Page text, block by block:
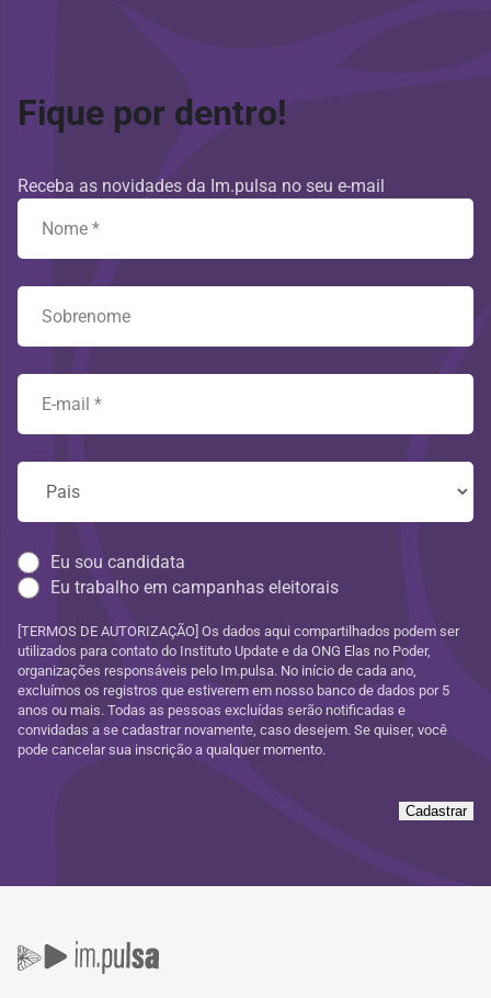
Fique por dentro!
Receba as novidades da Im.pulsa no seu e-mail
Eu sou candidata
Eu trabalho em campanhas eleitorais
[TERMOS DE AUTORIZAÇÃO] Os dados aqui compartilhados podem ser
utilizados para contato do Instituto Update e da ONG Elas no Poder,
organizações responsáveis pelo Im.pulsa. No início de cada ano,
excluímos os registros que estiverem em nosso banco de dados por 5
anos ou mais. Todas as pessoas excluídas serão notificadas e
convidadas a se cadastrar novamente, caso desejem. Se quiser, você
pode cancelar sua inscrição a qualquer momento.
Cadastrar